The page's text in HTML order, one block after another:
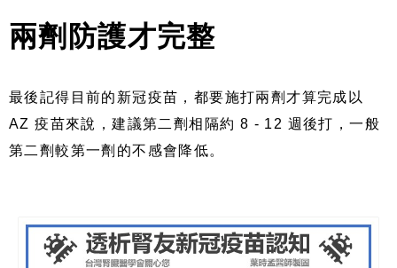
兩劑防護才完整
最後記得目前的新冠疫苗，都要施打兩劑才算完成以
AZ 疫苗來說，建議第二劑相隔約 8 - 12 週後打，一般
第二劑較第一劑的不感會降低。